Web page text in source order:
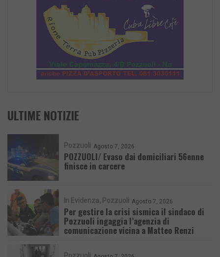
ULTIME NOTIZIE
Pozzuoli Agosto 7, 2026
POZZUOLI/ Evaso dai domiciliari 56enne
finisce in carcere
In Evidenza Pozzuoli Agosto 7, 2026
Per gestire la crisi sismica il sindaco di
Pozzuoli ingaggia l’agenzia di
comunicazione vicina a Matteo Renzi